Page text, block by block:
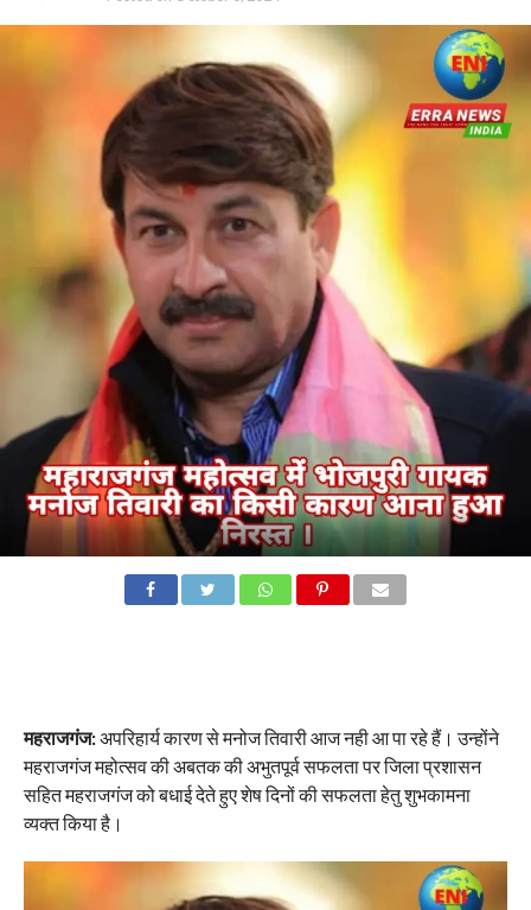
महराजगंज:अपरिहार्य कारण से मनोज तिवारी आज नही आ पा रहे हैं। उन्होंने
महराजगंज महोत्सव की अबतक की अभुतपूर्व सफलता पर जिला प्रशासन
सहित महराजगंज को बधाई देते हुए शेष दिनों की सफलता हेतु शुभकामना
व्यक्त किया है।